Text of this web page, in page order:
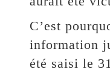
C’est
information
été saisi le